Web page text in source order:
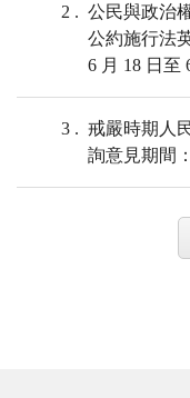
2
公民與政治
公約施行法
6 月 18 日至
3
戒嚴時期人
詢意見期間